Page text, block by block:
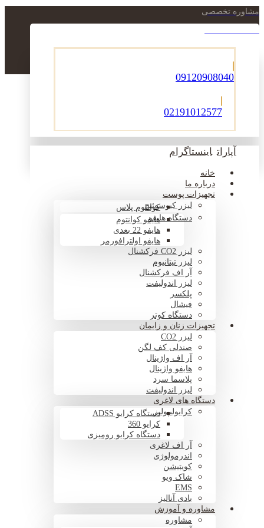
مشاوره تخصصی
09120908040
02191012577
آپارات اینستاگرام
خانه
درباره ما
تجهیزات پوست
لیزر کیوسوئیچکوانتوم پلاس
دستگاه هایفوهایفو کوانتوم
هایفو 22 بعدی
هایفو اولترافورمر
لیزر CO2 فرکشنال
لیزر تیتانیوم
آر اف فرکشنال
لیزر اندولیفت
پلکسر
فیشال
دستگاه کوتر
تجهیزات زنان و زایمان
لیزر CO2
صندلی کف لگن
آر اف واژینال
هایفو واژینال
پلاسما سرد
لیزر اندولیفت
دستگاه های لاغری
کرایولیپولیزدستگاه کرایو ADSS
کرایو 360
دستگاه کرایو رومیزی
آر اف لاغری
اندرمولوژی
کویتیشن
شاک ویو
EMS
بادی آنالیز
مشاوره و آموزش
مشاوره